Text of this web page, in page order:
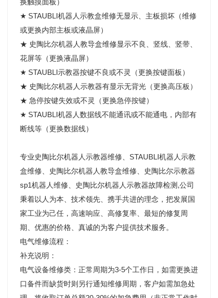
★ STAUBLI机器人示教盒维修无显示、主板损坏（维修
或更换内部主板或液晶屏）
★ 史陶比尔机器人教导盒维修显示不良、竖线、竖带、
花屏等（更换液晶屏）
★ STAUBLI示教器按键不良或不灵（更换按键面板）
★ 史陶比尔机器人示教器有显示无背光（更换高压板）
★ 急停按键失效或不灵（更换急停按键）
★ STAUBLI机器人数据线不能通讯或不能通电，内部有
断线等（更换数据线）
专业史陶比尔机器人示教器维修、STAUBLI机器人示教
盒维修、史陶比尔机器人教导盒维修、史陶比尔示教器
sp1机器人维修、史陶比尔机器人示教器故障检测,公司
秉着以人为本、技术领先、携手共进的理念，把发展国
家工业为己任，高速响应、高修复率、最短的修复周
期、优惠的价格、真诚的为客户提供技术服务。
电气维修流程：
补充说明：
电气设备维修类：正常周期为3-5个工作日，如需更换进
口备件而缺货时则另行通知维修周期，客户如需加急处